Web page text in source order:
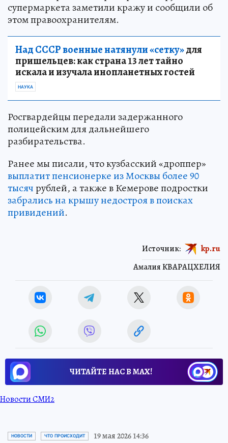
супермаркета заметили кражу и сообщили об
этом правоохранителям.
Над СССР военные натянули «сетку»для
пришельцев: как страна 13 лет тайно
искала и изучала инопланетных гостей
НАУКА
Росгвардейцы передали задержанного
полицейским для дальнейшего
разбирательства.
Ранее мы писали, что кузбасский «дроппер»
выплатит пенсионерке из Москвы более 90
тысячрублей, а также в Кемерове подростки
забрались на крышу недостроя в поисках
привидений.
Амалия КВАРАЦХЕЛИЯ
Источник: kp.ru
ЧИТАЙТЕ НАС В МАХ!
Новости СМИ2
НОВОСТИ ЧТО ПРОИСХОДИТ 19 мая 2026 14:36